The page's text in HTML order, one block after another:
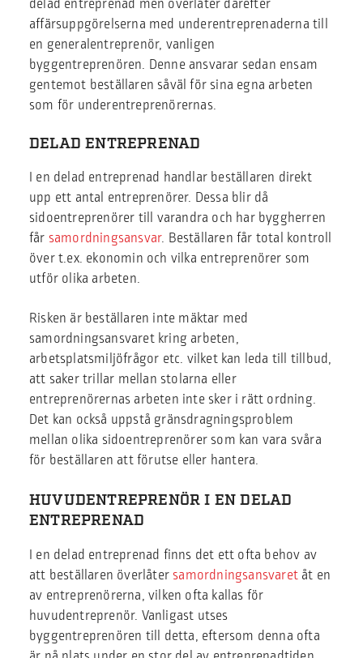
delad entreprenad men överlåter därefter
affärsuppgörelserna med underentreprenaderna till
en generalentreprenör, vanligen
byggentreprenören. Denne ansvarar sedan ensam
gentemot beställaren såväl för sina egna arbeten
som för underentreprenörernas.
DELAD ENTREPRENAD
I en delad entreprenad handlar beställaren direkt
upp ett antal entreprenörer. Dessa blir då
sidoentreprenörer till varandra och har byggherren
får samordningsansvar. Beställaren får total kontroll
över t.ex. ekonomin och vilka entreprenörer som
utför olika arbeten.
Risken är beställaren inte mäktar med
samordningsansvaret kring arbeten,
arbetsplatsmiljöfrågor etc. vilket kan leda till tillbud,
att saker trillar mellan stolarna eller
entreprenörernas arbeten inte sker i rätt ordning.
Det kan också uppstå gränsdragningsproblem
mellan olika sidoentreprenörer som kan vara svåra
för beställaren att förutse eller hantera.
HUVUDENTREPRENÖR I EN DELAD
ENTREPRENAD
I en delad entreprenad finns det ett ofta behov av
att beställaren överlåtersamordningsansvaret åt en
av entreprenörerna, vilken ofta kallas för
huvudentreprenör. Vanligast utses
byggentreprenören till detta, eftersom denna ofta